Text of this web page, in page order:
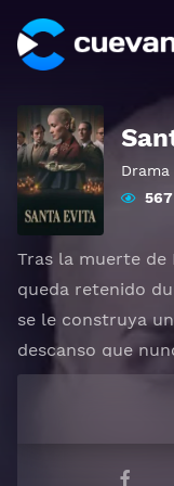
Drama
567
Tras la muerte de
queda retenido
se le construya
descanso que
militares toman
cadáver de
en su contra.
pudiera volverse